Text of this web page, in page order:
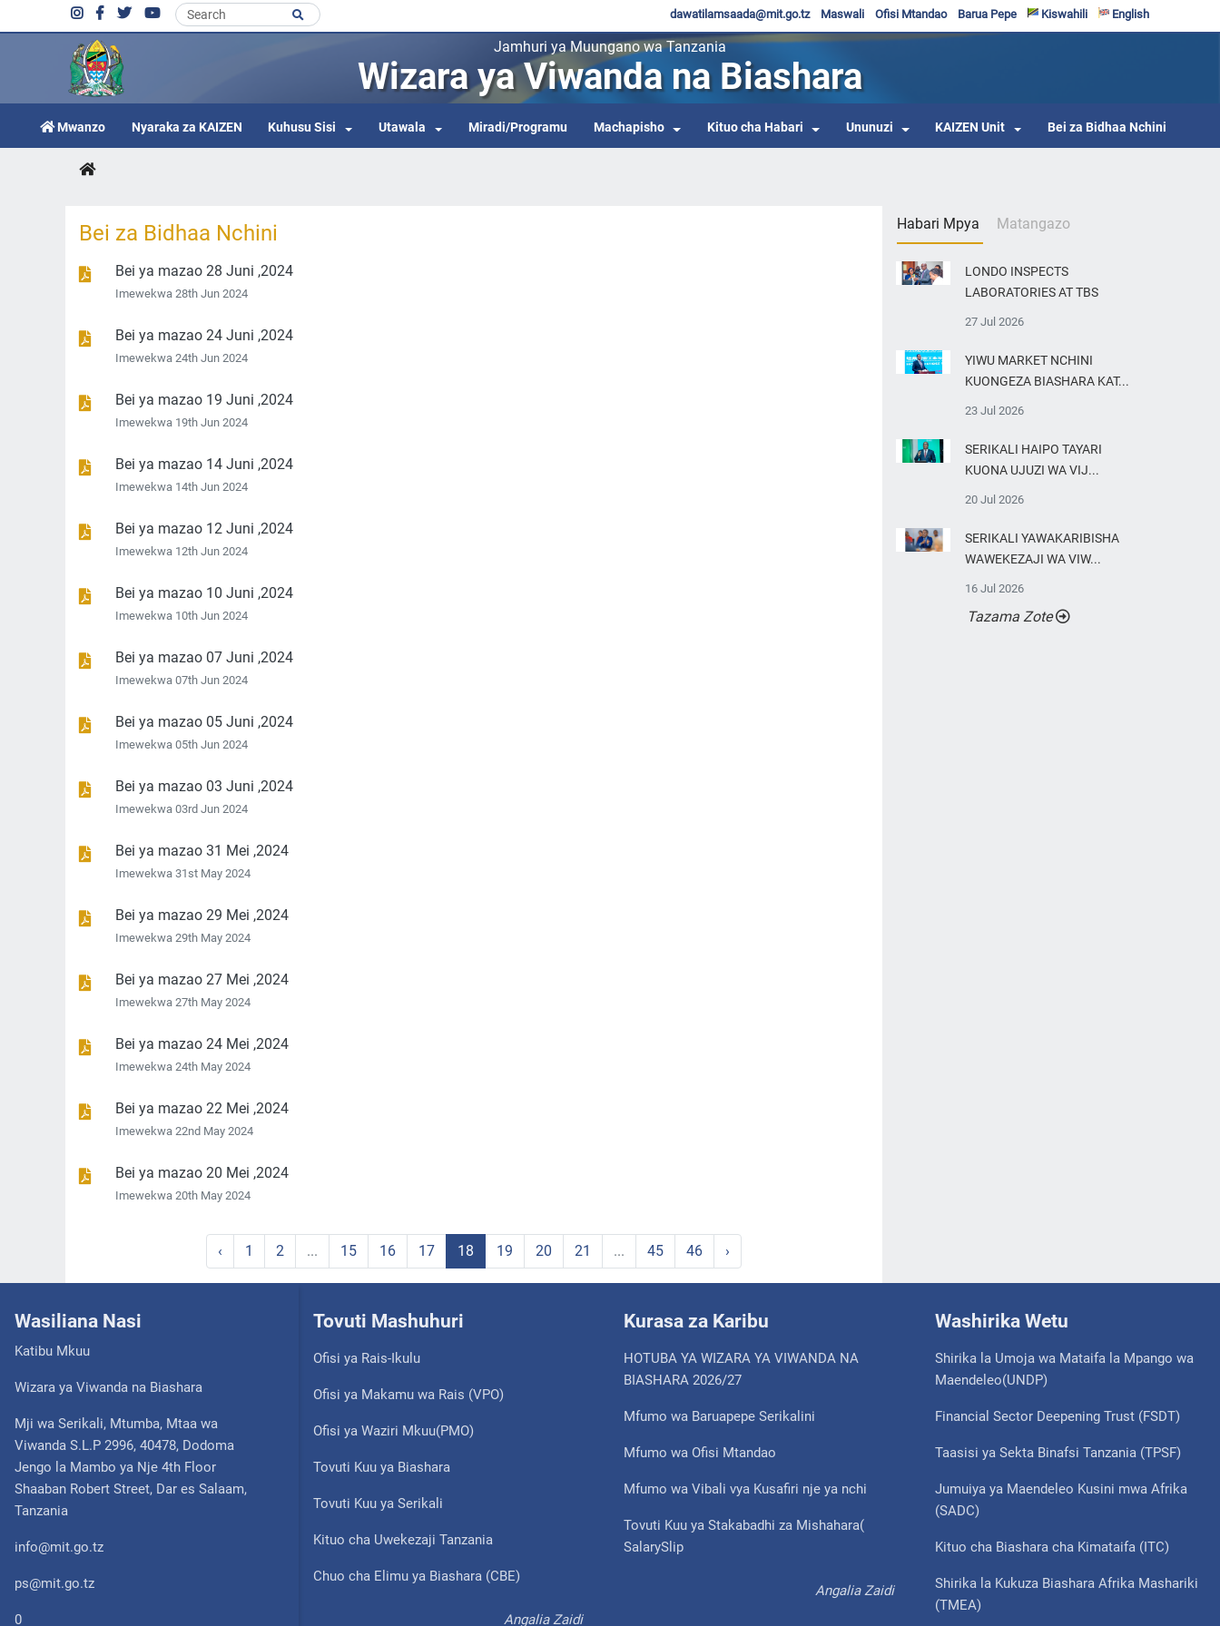
English
Kiswahili
Barua Pepe
Ofisi Mtandao
Maswali
dawatilamsaada@mit.go.tz
Jamhuri ya Muungano wa Tanzania
Wizara ya Viwanda na Biashara
Mwanzo Nyaraka za KAIZEN Kuhusu Sisi Utawala Miradi/Programu Machapisho Kituo cha Habari Ununuzi KAIZEN Unit Bei za Bidhaa Nchini
Bei za Bidhaa Nchini
Bei ya mazao 28 Juni ,2024
Imewekwa 28th Jun 2024
Bei ya mazao 24 Juni ,2024
Imewekwa 24th Jun 2024
Bei ya mazao 19 Juni ,2024
Imewekwa 19th Jun 2024
Bei ya mazao 14 Juni ,2024
Imewekwa 14th Jun 2024
Bei ya mazao 12 Juni ,2024
Imewekwa 12th Jun 2024
Bei ya mazao 10 Juni ,2024
Imewekwa 10th Jun 2024
Bei ya mazao 07 Juni ,2024
Imewekwa 07th Jun 2024
Bei ya mazao 05 Juni ,2024
Imewekwa 05th Jun 2024
Bei ya mazao 03 Juni ,2024
Imewekwa 03rd Jun 2024
Bei ya mazao 31 Mei ,2024
Imewekwa 31st May 2024
Bei ya mazao 29 Mei ,2024
Imewekwa 29th May 2024
Bei ya mazao 27 Mei ,2024
Imewekwa 27th May 2024
Bei ya mazao 24 Mei ,2024
Imewekwa 24th May 2024
Bei ya mazao 22 Mei ,2024
Imewekwa 22nd May 2024
Bei ya mazao 20 Mei ,2024
Imewekwa 20th May 2024
‹ 1 2 ... 15 16 17 18 19 20 21 ... 45 46 ›
Habari Mpya Matangazo
LONDO INSPECTS
LABORATORIES AT TBS
27 Jul 2026
YIWU MARKET NCHINI
KUONGEZA BIASHARA KAT...
23 Jul 2026
SERIKALI HAIPO TAYARI
KUONA UJUZI WA VIJ...
20 Jul 2026
SERIKALI YAWAKARIBISHA
WAWEKEZAJI WA VIW...
16 Jul 2026
Tazama Zote
Wasiliana Nasi
Katibu Mkuu
Wizara ya Viwanda na Biashara
Mji wa Serikali, Mtumba, Mtaa wa
Viwanda S.L.P 2996, 40478, Dodoma
Jengo la Mambo ya Nje 4th Floor
Shaaban Robert Street, Dar es Salaam,
Tanzania
info@mit.go.tz
ps@mit.go.tz
0
Tovuti Mashuhuri
Ofisi ya Rais-Ikulu
Ofisi ya Makamu wa Rais (VPO)
Ofisi ya Waziri Mkuu(PMO)
Tovuti Kuu ya Biashara
Tovuti Kuu ya Serikali
Kituo cha Uwekezaji Tanzania
Chuo cha Elimu ya Biashara (CBE)
Angalia Zaidi
Kurasa za Karibu
HOTUBA YA WIZARA YA VIWANDA NA
BIASHARA 2026/27
Mfumo wa Baruapepe Serikalini
Mfumo wa Ofisi Mtandao
Mfumo wa Vibali vya Kusafiri nje ya nchi
Tovuti Kuu ya Stakabadhi za Mishahara(
SalarySlip
Angalia Zaidi
Washirika Wetu
Shirika la Umoja wa Mataifa la Mpango wa
Maendeleo(UNDP)
Financial Sector Deepening Trust (FSDT)
Taasisi ya Sekta Binafsi Tanzania (TPSF)
Jumuiya ya Maendeleo Kusini mwa Afrika
(SADC)
Kituo cha Biashara cha Kimataifa (ITC)
Shirika la Kukuza Biashara Afrika Mashariki
(TMEA)